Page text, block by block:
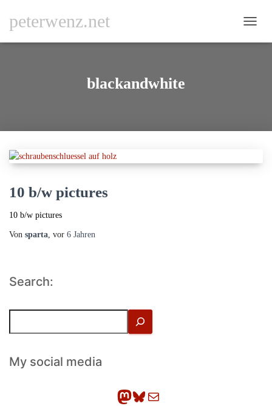
peterwenz.net
blackandwhite
10 b/w pictures
10 b/w pictures
Von sparta , vor 6 Jahren
Search:
h
eMy social media
Mastodon Bluesky E-Mail